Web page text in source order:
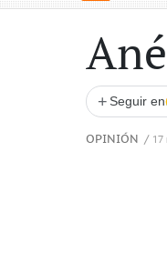
+ Seguir en
OPINIÓN / 17